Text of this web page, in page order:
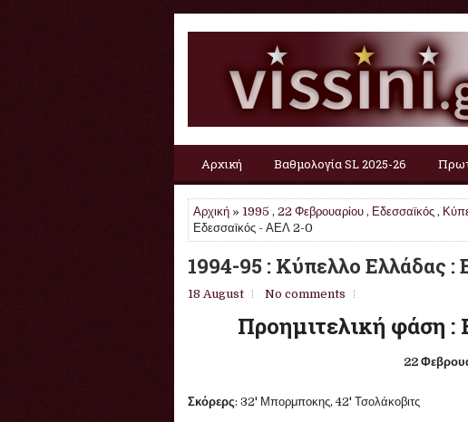
Αρχική Βαθμολογία SL 2025-26
Αρχική » 1995 , 22 Φεβρουαρίου , Εδεσσαϊκός ,
Εδεσσαϊκός - ΑΕΛ 2-0
1994-95 : Κύπελλο Ελλάδας
18 August No comments
Προημιτελική φάση
22
Σκόρερς: 32' Μπορμποκης, 42' Τσολάκοβιτς